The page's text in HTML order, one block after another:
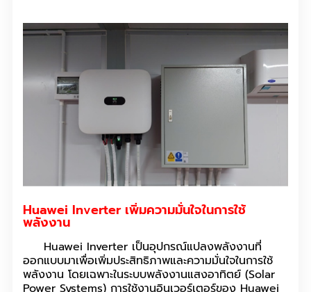
Huawei Inverter เพิ่มความมั่นใจในการใช้
พลังงาน
Huawei Inverter เป็นอุปกรณ์แปลงพลังงานที่
ออกแบบมาเพื่อเพิ่มประสิทธิภาพและความมั่นใจในการใช้
พลังงาน โดยเฉพาะในระบบพลังงานแสงอาทิตย์ (Solar